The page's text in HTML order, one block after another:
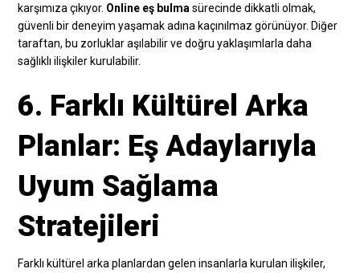
karşımıza çıkıyor. Online eş bulma sürecinde dikkatli olmak,
güvenli bir deneyim yaşamak adına kaçınılmaz görünüyor. Diğer
taraftan, bu zorluklar aşılabilir ve doğru yaklaşımlarla daha
sağlıklı ilişkiler kurulabilir.
6. Farklı Kültürel Arka
Planlar: Eş Adaylarıyla
Uyum Sağlama
Stratejileri
Farklı kültürel arka planlardan gelen insanlarla kurulan ilişkiler,